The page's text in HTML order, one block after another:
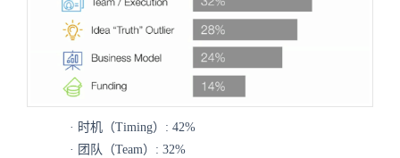
· 时机（Timing）: 42%
· 团队（Team）: 32%